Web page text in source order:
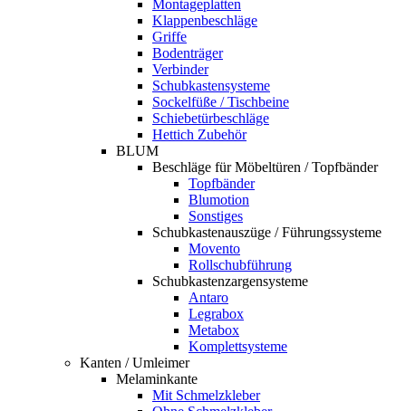
Montageplatten
Klappenbeschläge
Griffe
Bodenträger
Verbinder
Schubkastensysteme
Sockelfüße / Tischbeine
Schiebetürbeschläge
Hettich Zubehör
BLUM
Beschläge für Möbeltüren / Topfbänder
Topfbänder
Blumotion
Sonstiges
Schubkastenauszüge / Führungssysteme
Movento
Rollschubführung
Schubkastenzargensysteme
Antaro
Legrabox
Metabox
Komplettsysteme
Kanten / Umleimer
Melaminkante
Mit Schmelzkleber